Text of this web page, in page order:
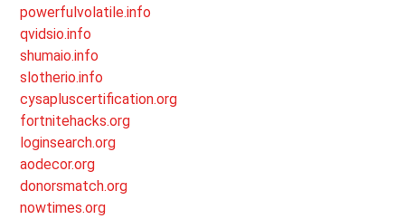
powerfulvolatile.info
qvidsio.info
shumaio.info
slotherio.info
cysapluscertification.org
fortnitehacks.org
loginsearch.org
aodecor.org
donorsmatch.org
nowtimes.org